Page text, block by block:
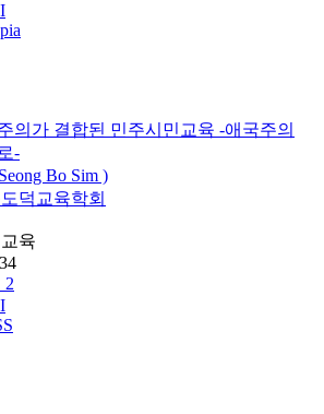
의가 결합된 민주시민교육 -애국주의
-
Bo Sim )
덕교육학회
육
2